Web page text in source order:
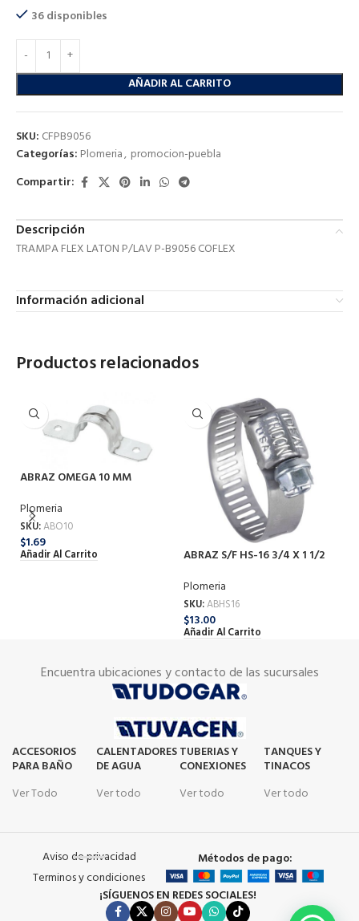
36 disponibles
AÑADIR AL CARRITO
SKU: CFPB9056
Categorías: Plomeria, promocion-puebla
Compartir:
Descripción
TRAMPA FLEX LATON P/LAV P-B9056 COFLEX
Información adicional
Productos relacionados
ABRAZ OMEGA 10 MM
Plomeria
SKU:ABO10
$1.69
Añadir Al Carrito
ABRAZ S/F HS-16 3/4 X 1 1/2
Plomeria
SKU:ABHS16
$13.00
Añadir Al Carrito
Encuentra ubicaciones y contacto de las sucursales
ACCESORIOS
PARA BAÑO
Ver Todo
CALENTADORES
DE AGUA
Ver todo
TUBERIAS Y
CONEXIONES
Ver todo
TANQUES Y
TINACOS
Ver todo
Aviso de privacidad
Terminos y condiciones
Métodos de pago:
¡SÍGUENOS EN REDES SOCIALES!